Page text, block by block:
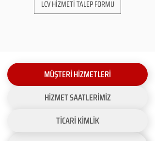
LCV HİZMETİ TALEP FORMU
MÜŞTERİ HİZMETLERİ
HİZMET SAATLERİMİZ
TİCARİ KİMLİK